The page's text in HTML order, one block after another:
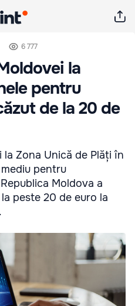
6 777
la
pentru
de la 20 de
Zona Unică de Plăți în
pentru
Moldova a
peste 20 de euro la